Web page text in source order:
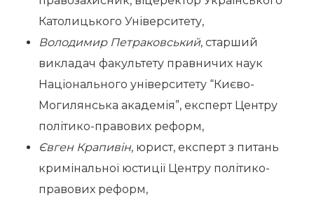
Католицького Університету,
Володимир Петраковський, старший
викладач факультету правничих наук
Національного університету “Києво-
Могилянська академія”, експерт Центру
політико-правових реформ,
Євген Крапивін, юрист, експерт з питань
кримінальної юстиції Центру політико-
правових реформ,